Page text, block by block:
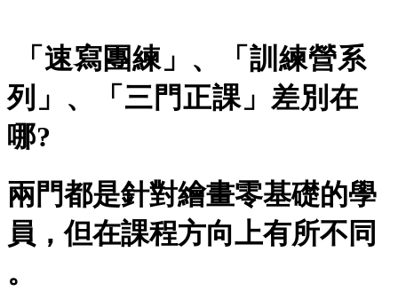
「速寫團練」、「訓練營系
列」、「三門正課」差別在
哪?
兩門都是針對繪畫零基礎的學
員，但在課程方向上有所不同
。